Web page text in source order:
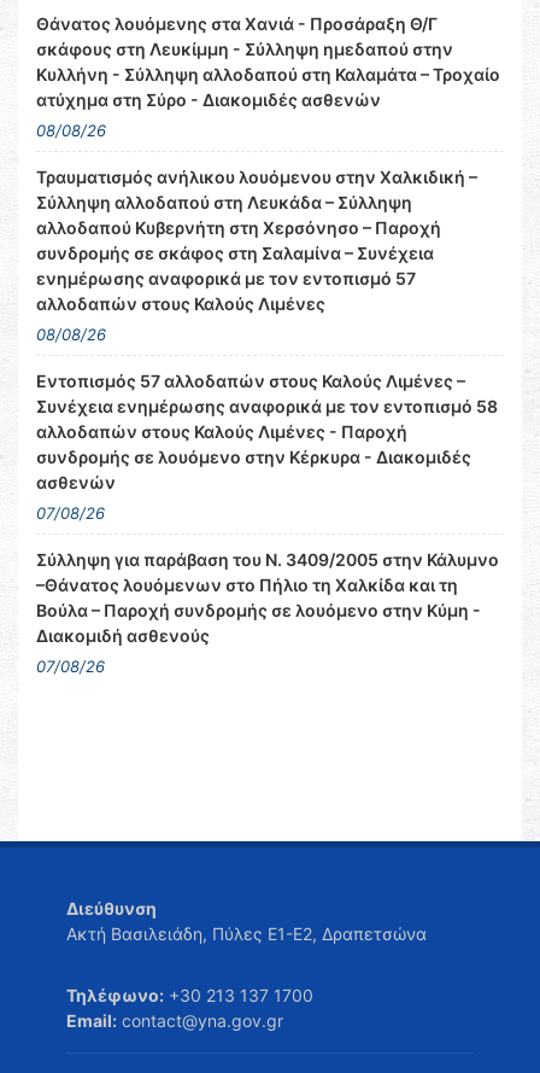
Θάνατος λουόμενης στα Χανιά - Προσάραξη Θ/Γ
σκάφους στη Λευκίμμη - Σύλληψη ημεδαπού στην
Κυλλήνη - Σύλληψη αλλοδαπού στη Καλαμάτα – Τροχαίο
ατύχημα στη Σύρο - Διακομιδές ασθενών
08/08/26
Τραυματισμός ανήλικου λουόμενου στην Χαλκιδική –
Σύλληψη αλλοδαπού στη Λευκάδα – Σύλληψη
αλλοδαπού Κυβερνήτη στη Χερσόνησο – Παροχή
συνδρομής σε σκάφος στη Σαλαμίνα – Συνέχεια
ενημέρωσης αναφορικά με τον εντοπισμό 57
αλλοδαπών στους Καλούς Λιμένες
08/08/26
Εντοπισμός 57 αλλοδαπών στους Καλούς Λιμένες –
Συνέχεια ενημέρωσης αναφορικά με τον εντοπισμό 58
αλλοδαπών στους Καλούς Λιμένες - Παροχή
συνδρομής σε λουόμενο στην Κέρκυρα - Διακομιδές
ασθενών
07/08/26
Σύλληψη για παράβαση του Ν. 3409/2005 στην Κάλυμνο
–Θάνατος λουόμενων στο Πήλιο τη Χαλκίδα και τη
Βούλα – Παροχή συνδρομής σε λουόμενο στην Κύμη -
Διακομιδή ασθενούς
07/08/26
Διεύθυνση
Ακτή Βασιλειάδη, Πύλες Ε1-Ε2, Δραπετσώνα
Τηλέφωνο: +30 213 137 1700
Email: contact@yna.gov.gr